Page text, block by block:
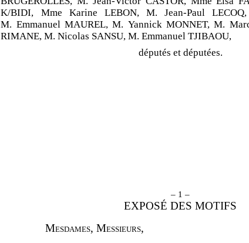
K/BIDI, Mme Karine LEBON, M. Jean-Paul
M. Emmanuel MAUREL, M. Yannick MONNET, M.
RIMANE, M. Nicolas SANSU, M. Emmanuel TJIBAOU,
députés et députées.
– 1 –
EXPOSÉ DES MOTIFS
Mesdames, Messieurs,